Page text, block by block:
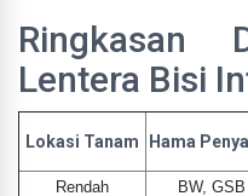
Ringkasan
Lentera Bisi
Lokasi Tanam Hama
Rendah BW, GSB